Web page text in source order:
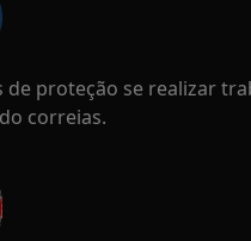
de proteção se realizar
correias.